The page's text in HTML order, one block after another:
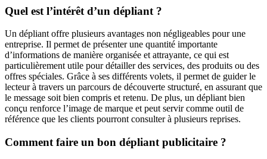
Quel est l’intérêt d’un dépliant ?
Un dépliant offre plusieurs avantages non négligeables pour une
entreprise. Il permet de présenter une quantité importante
d’informations de manière organisée et attrayante, ce qui est
particulièrement utile pour détailler des services, des produits ou des
offres spéciales. Grâce à ses différents volets, il permet de guider le
lecteur à travers un parcours de découverte structuré, en assurant que
le message soit bien compris et retenu. De plus, un dépliant bien
conçu renforce l’image de marque et peut servir comme outil de
référence que les clients pourront consulter à plusieurs reprises.
Comment faire un bon dépliant publicitaire ?